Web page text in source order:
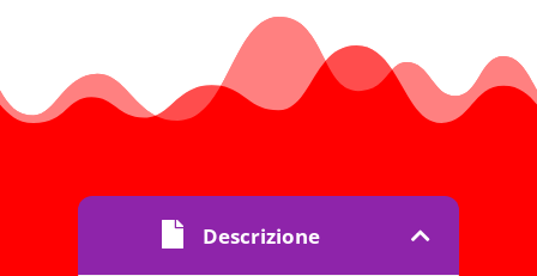
Descrizione